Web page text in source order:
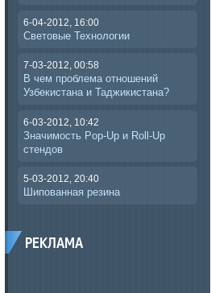
6-04-2012, 16:00
Световые Технологии
7-03-2012, 00:58
В чем проблема отношений
Узбекистана и Таджикистана?
6-03-2012, 10:42
Значимость Pop-Up и Roll-Up
стендов
5-03-2012, 20:40
Шипованная резина
РЕКЛАМА